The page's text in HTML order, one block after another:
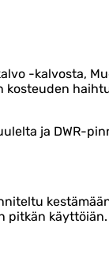
-kalvosta,
kosteuden
ja DWR-
pitkän käyttöiän.